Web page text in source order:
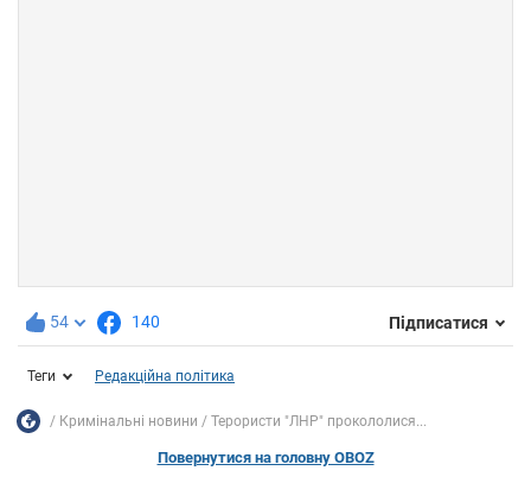
54 140 Підписатися
Теги Редакційна політика
Кримінальні новини Терористи "ЛНР" прокололися...
Повернутися на головну OBOZ